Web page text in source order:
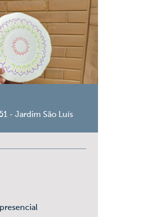
- Jardim São Luís